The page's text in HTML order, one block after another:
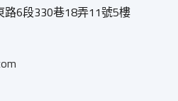
6段330巷18弄11號5樓